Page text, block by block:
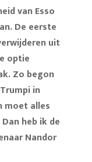
van Esso
De eerste
uit
optie
Zo begon
in
moet alles
heb ik de
Nandor